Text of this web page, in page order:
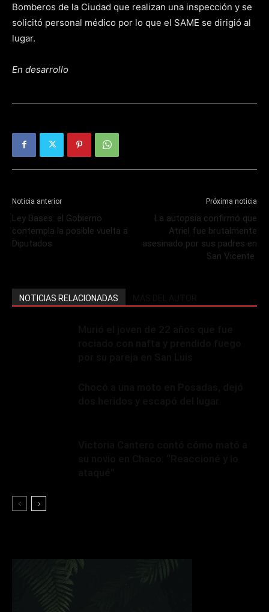
Bomberos de la Ciudad que realizan una inspección y se
solicitó personal médico por lo que el SAME se dirigió al
lugar.
En desarrollo
Noticia anterior
Ley Bases: el Gobierno
contempla la posible vuelta a
Diputados
Próxima noticia
La autopsia confirmó que
Atriel fue brutalmente
asesinado por sus padres en
San Vicente
NOTICIAS RELACIONADAS